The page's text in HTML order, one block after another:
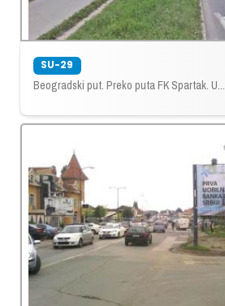
SU-29
Beogradski put. Preko puta FK Spartak. U...